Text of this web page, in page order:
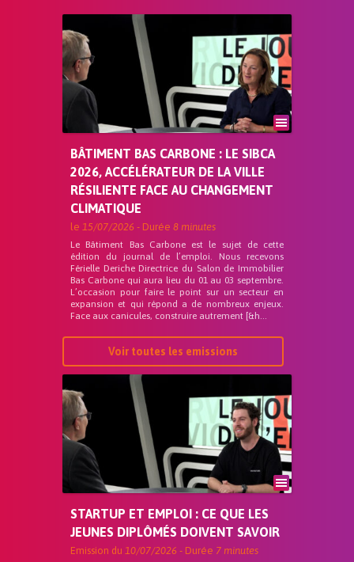
BÂTIMENT BAS CARBONE : LE SIBCA
2026, ACCÉLÉRATEUR DE LA VILLE
RÉSILIENTE FACE AU CHANGEMENT
CLIMATIQUE
le 15/07/2026 - Durée 8 minutes
Le Bâtiment Bas Carbone est le sujet de cette
édition du journal de l’emploi. Nous recevons
Férielle Deriche Directrice du Salon de Immobilier
Bas Carbone qui aura lieu du 01 au 03 septembre.
L’occasion pour faire le point sur un secteur en
expansion et qui répond a de nombreux enjeux.
Face aux canicules, construire autrement [&h...
Voir toutes les emissions
STARTUP ET EMPLOI : CE QUE LES
JEUNES DIPLÔMÉS DOIVENT SAVOIR
Emission du 10/07/2026 - Durée 7 minutes